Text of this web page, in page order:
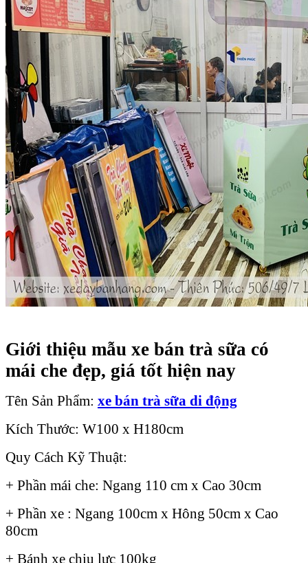
Giới thiệu mẫu xe bán trà sữa có
mái che đẹp, giá tốt hiện nay
Tên Sản Phẩm: xe bán trà sữa di động
Kích Thước: W100 x H180cm
Quy Cách Kỹ Thuật:
+ Phần mái che: Ngang 110 cm x Cao 30cm
+ Phần xe : Ngang 100cm x Hông 50cm x Cao
80cm
+ Bánh xe chịu lực 100kg